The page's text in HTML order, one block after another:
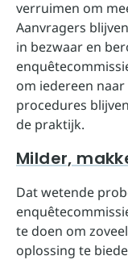
verruimen om
Aanvragers
in bezwaar en
om iedereen
procedures
de praktijk.
Milder,
Dat wetende
te doen om
oplossing te